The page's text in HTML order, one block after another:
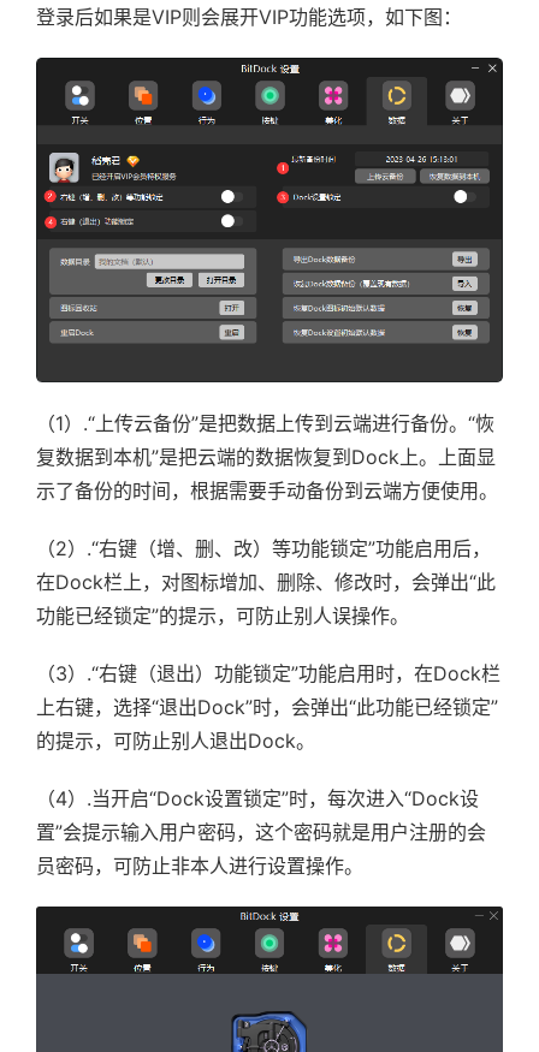
登录后如果是VIP则会展开VIP功能选项，如下图：
（1）.“上传云备份”是把数据上传到云端进行备份。“恢
复数据到本机”是把云端的数据恢复到Dock上。上面显
示了备份的时间，根据需要手动备份到云端方便使用。
（2）.“右键（增、删、改）等功能锁定”功能启用后，
在Dock栏上，对图标增加、删除、修改时，会弹出“此
功能已经锁定”的提示，可防止别人误操作。
（3）.“右键（退出）功能锁定”功能启用时，在Dock栏
上右键，选择“退出Dock”时，会弹出“此功能已经锁定”
的提示，可防止别人退出Dock。
（4）.当开启“Dock设置锁定”时，每次进入“Dock设
置”会提示输入用户密码，这个密码就是用户注册的会
员密码，可防止非本人进行设置操作。